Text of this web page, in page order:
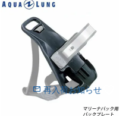
再入荷お知らせ